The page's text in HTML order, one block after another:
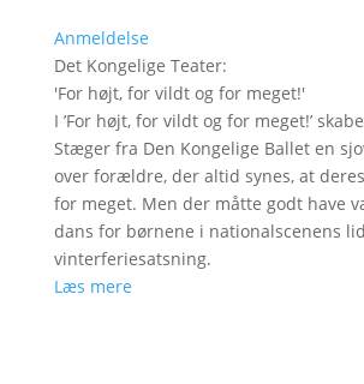
Anmeldelse
Det Kongelige Teater:
'For højt, for vildt og for meget!'
I ’For højt, for vildt og for meget!’
Stæger fra Den Kongelige Ballet en
over forældre, der altid synes, at
for meget. Men der måtte godt have
dans for børnene i nationalscenens
vinterferiesatsning.
Læs mere